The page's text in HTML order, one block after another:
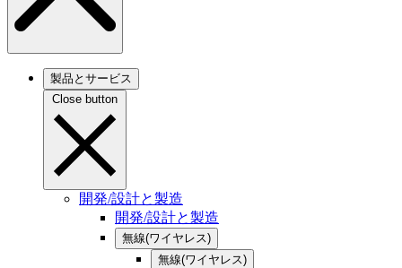
製品とサービス
Close button
開発/設計と製造
開発/設計と製造
無線(ワイヤレス)
無線(ワイヤレス)